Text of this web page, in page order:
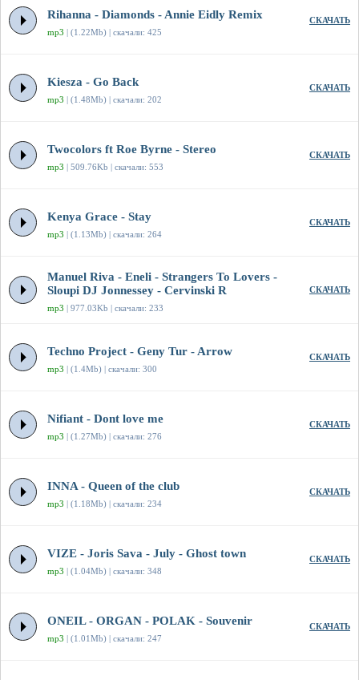
Rihanna - Diamonds - Annie Eidly Remix
mp3 | (1.22Mb) | скачали: 425
СКАЧАТЬ
Kiesza - Go Back
mp3 | (1.48Mb) | скачали: 202
СКАЧАТЬ
Twocolors ft Roe Byrne - Stereo
mp3 | 509.76Kb | скачали: 553
СКАЧАТЬ
Kenya Grace - Stay
mp3 | (1.13Mb) | скачали: 264
СКАЧАТЬ
Manuel Riva - Eneli - Strangers To Lovers -
Sloupi DJ Jonnessey - Cervinski R
mp3 | 977.03Kb | скачали: 233
СКАЧАТЬ
Techno Project - Geny Tur - Arrow
mp3 | (1.4Mb) | скачали: 300
СКАЧАТЬ
Nifiant - Dont love me
mp3 | (1.27Mb) | скачали: 276
СКАЧАТЬ
INNA - Queen of the club
mp3 | (1.18Mb) | скачали: 234
СКАЧАТЬ
VIZE - Joris Sava - July - Ghost town
mp3 | (1.04Mb) | скачали: 348
СКАЧАТЬ
ONEIL - ORGAN - POLAK - Souvenir
mp3 | (1.01Mb) | скачали: 247
СКАЧАТЬ